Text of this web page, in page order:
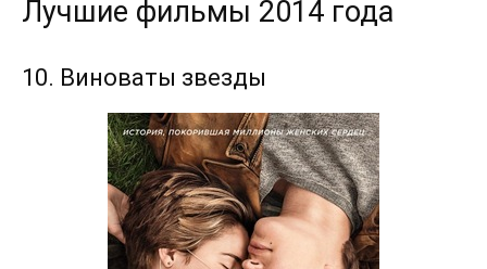
Лучшие фильмы 2014 года
10. Виноваты звезды